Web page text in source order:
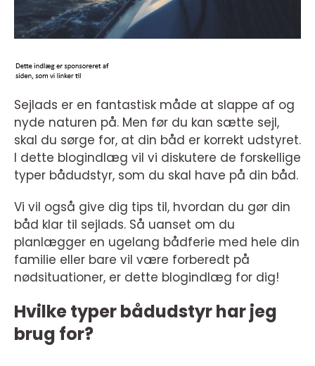
Sejlads er en fantastisk måde at slappe af og
nyde naturen på. Men før du kan sætte sejl,
skal du sørge for, at din båd er korrekt udstyret.
I dette blogindlæg vil vi diskutere de forskellige
typer bådudstyr, som du skal have på din båd.
Vi vil også give dig tips til, hvordan du gør din
båd klar til sejlads. Så uanset om du
planlægger en ugelang bådferie med hele din
familie eller bare vil være forberedt på
nødsituationer, er dette blogindlæg for dig!
Hvilke typer bådudstyr har jeg
brug for?